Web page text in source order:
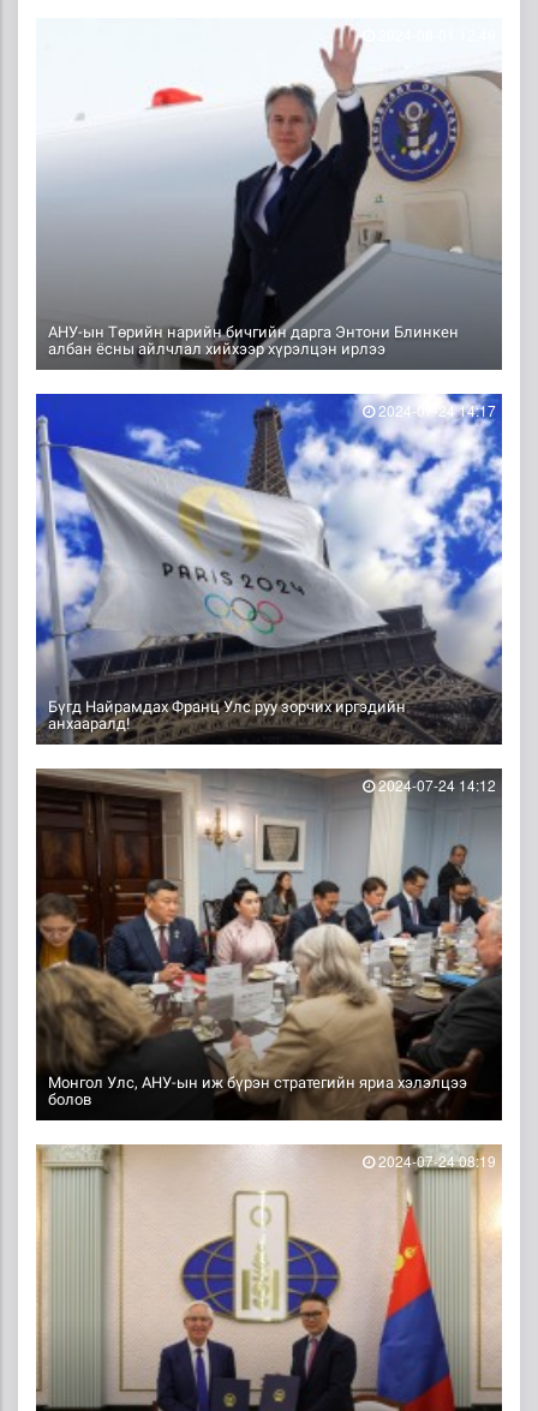
АНУ-ын Төрийн нарийн бичгийн дарга Энтони Блинкен
албан ёсны айлчлал хийхээр хүрэлцэн ирлээ
Бүгд Найрамдах Франц Улс руу зорчих иргэдийн
анхааралд!
2024-07-24 14:17
Монгол Улс, АНУ-ын иж бүрэн стратегийн яриа хэлэлцээ
болов
2024-07-24 14:12
2024-07-24 08:19